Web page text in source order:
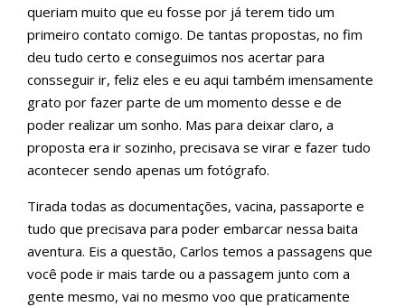
queriam muito que eu fosse por já terem tido um
primeiro contato comigo. De tantas propostas, no fim
deu tudo certo e conseguimos nos acertar para
consseguir ir, feliz eles e eu aqui também imensamente
grato por fazer parte de um momento desse e de
poder realizar um sonho. Mas para deixar claro, a
proposta era ir sozinho, precisava se virar e fazer tudo
acontecer sendo apenas um fotógrafo.
Tirada todas as documentações, vacina, passaporte e
tudo que precisava para poder embarcar nessa baita
aventura. Eis a questão, Carlos temos a passagens que
você pode ir mais tarde ou a passagem junto com a
gente mesmo, vai no mesmo voo que praticamente